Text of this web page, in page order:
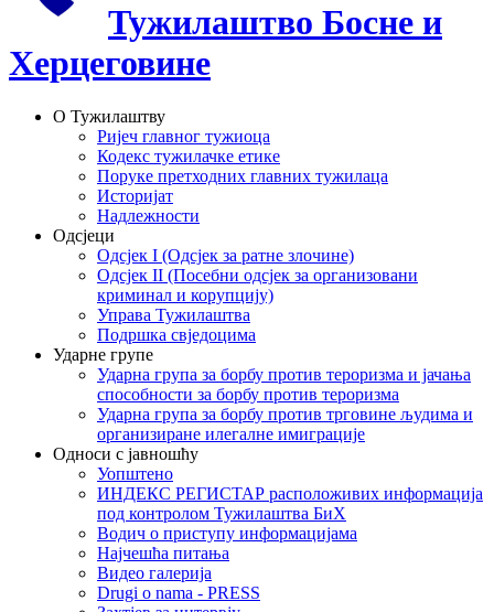
Тужилаштво Босне и
Херцеговине
О Тужилаштву
Ријеч главног тужиоца
Кодекс тужилачке етике
Поруке претходних главних тужилаца
Историјат
Надлежности
Одсјеци
Одсјек I (Одсјек за ратне злочине)
Одсјек II (Посебни одсјек за организовани
криминал и корупцију)
Управа Тужилаштва
Подршка свједоцима
Ударне групе
Ударна група за борбу против тероризма и јачања
способности за борбу против тероризма
Ударна група за борбу против трговине људима и
организиране илегалне имиграције
Односи с јавношћу
Уопштено
ИНДЕКС РЕГИСТАР расположивих информација
под контролом Тужилаштва БиХ
Водич о приступу информацијама
Најчешћа питања
Видео галерија
Drugi o nama - PRESS